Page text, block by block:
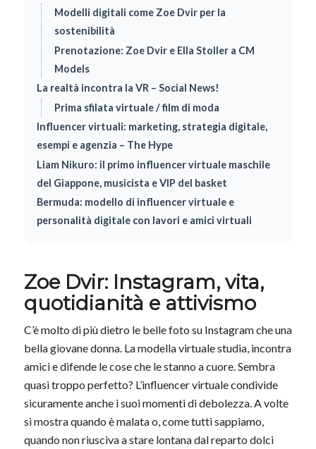
Modelli digitali come Zoe Dvir per la
sostenibilità
Prenotazione: Zoe Dvir e Ella Stoller a CM
Models
La realtà incontra la VR – Social News!
Prima sfilata virtuale / film di moda
Influencer virtuali: marketing, strategia digitale,
esempi e agenzia – The Hype
Liam Nikuro: il primo influencer virtuale maschile
del Giappone, musicista e VIP del basket
Bermuda: modello di influencer virtuale e
personalità digitale con lavori e amici virtuali
Zoe Dvir: Instagram, vita,
quotidianità e attivismo
C’è molto di più dietro le belle foto su Instagram che una
bella giovane donna. La modella virtuale studia, incontra
amici e difende le cose che le stanno a cuore. Sembra
quasi troppo perfetto? L’influencer virtuale condivide
sicuramente anche i suoi momenti di debolezza. A volte
si mostra quando è malata o, come tutti sappiamo,
quando non riusciva a stare lontana dal reparto dolci